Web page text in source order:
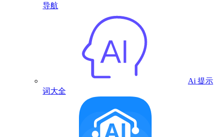
导航
Ai 提示
词大全